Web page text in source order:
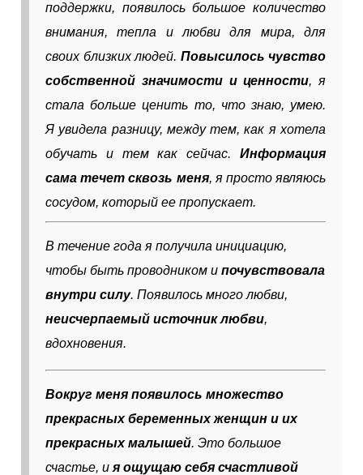
поддержки, появилось большое количество
внимания, тепла и любви для мира, для
своих близких людей. Повысилось чувство
собственной значимости и ценности, я
стала больше ценить то, что знаю, умею.
Я увидела разницу, между тем, как я хотела
обучать и тем как сейчас. Информация
сама течет сквозь меня, я просто являюсь
сосудом, который ее пропускает.
В течение года я получила инициацию,
чтобы быть проводником и почувствовала
внутри силу. Появилось много любви,
неисчерпаемый источник любви,
вдохновения.
Вокруг меня появилось множество
прекрасных беременных женщин и их
прекрасных малышей. Это большое
счастье, и я ощущаю себя счастливой